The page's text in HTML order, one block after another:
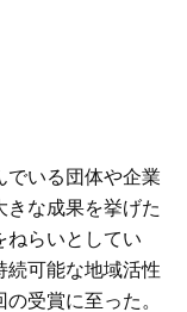
でいる団体や企業
きな成果を挙げた
ねらいとしてい
続可能な地域活性
受賞に至った。